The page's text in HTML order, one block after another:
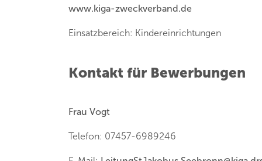
www.kiga-zweckverband.de
Einsatzbereich: Kindereinrichtungen
Kontakt für Bewerbungen
Frau Vogt
Telefon: 07457-6989246